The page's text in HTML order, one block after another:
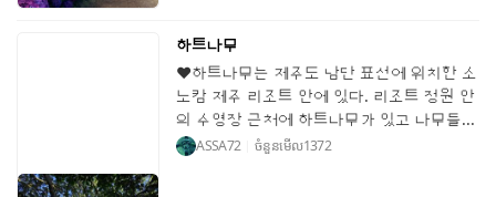
하트나무
♥하트나무는 제주도 남단 표선에 위치한 소
노캄 제주 리조트 안에 있다. 리조트 정원 안
의 수영장 근처에 하트나무가 있고 나무들...
ASSA72 ចំនួនមើល1372